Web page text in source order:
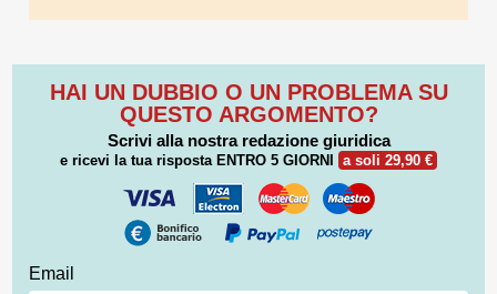
HAI UN DUBBIO O UN PROBLEMA SU
QUESTO ARGOMENTO?
Scrivi alla nostra redazione giuridica
e ricevi la tua risposta ENTRO 5 GIORNI a soli 29,90 €
Email